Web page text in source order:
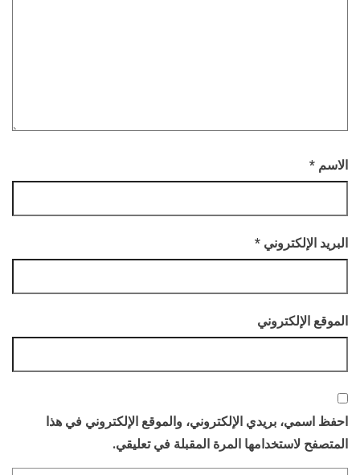
الاسم *
البريد الإلكتروني *
الموقع الإلكتروني
احفظ اسمي، بريدي الإلكتروني، والموقع الإلكتروني في هذا
المتصفح لاستخدامها المرة المقبلة في تعليقي.